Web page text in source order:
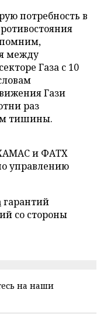
потребность в
между
Газа с 10
Гази
раз
тишины.
и ФАТХ
управлению
гарантий
со стороны
на наши